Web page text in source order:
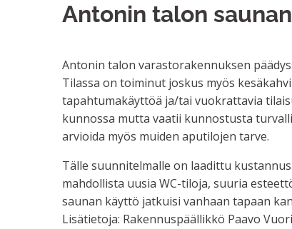
Antonin talon
Antonin talon varastorakennuksen
Tilassa on toiminut joskus myös
tapahtumakäyttöä ja/tai vuokrattavia
kunnossa mutta vaatii kunnostusta
arvioida myös muiden aputilojen tarve.
Tälle suunnitelmalle on laadittu
mahdollista uusia WC-tiloja, suuria
saunan käyttö jatkuisi vanhaan tapaan
Lisätietoja: Rakennuspäällikkö Paavo